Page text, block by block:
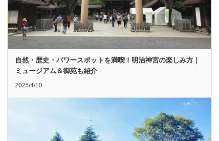
自然・歴史・パワースポットを満喫！明治神宮の楽しみ方｜
ミュージアム＆御苑も紹介
2025/4/10